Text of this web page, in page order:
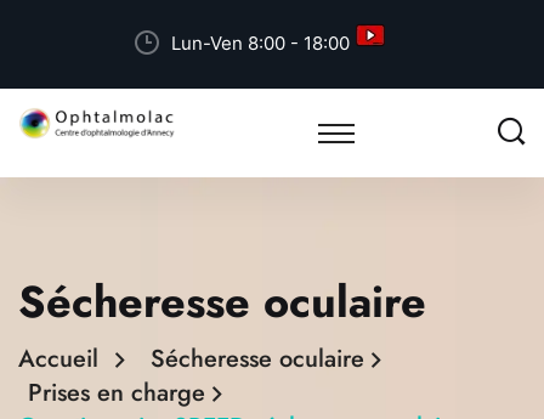
Lun-Ven 8:00 - 18:00
Sécheresse oculaire
Accueil
Sécheresse oculaire
Prises en charge